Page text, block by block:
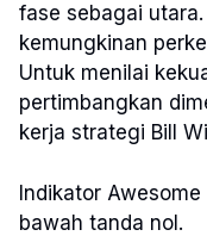
fase sebagai
kemungkinan
Untuk menilai
pertimbangkan
kerja strategi Bill
Indikator
bawah tanda nol.